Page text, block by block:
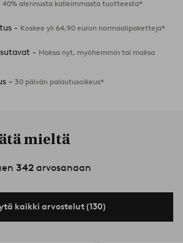
40% alennusta kalleimmasta tuotteesta*
- Koskee yli 64,90 euron normaalipaketteja*
- Maksa nyt, myöhemmin tai maksa
- 30 päivän palautusoikeus*
mieltä
342 arvosanaan
kaikki arvostelut (130)